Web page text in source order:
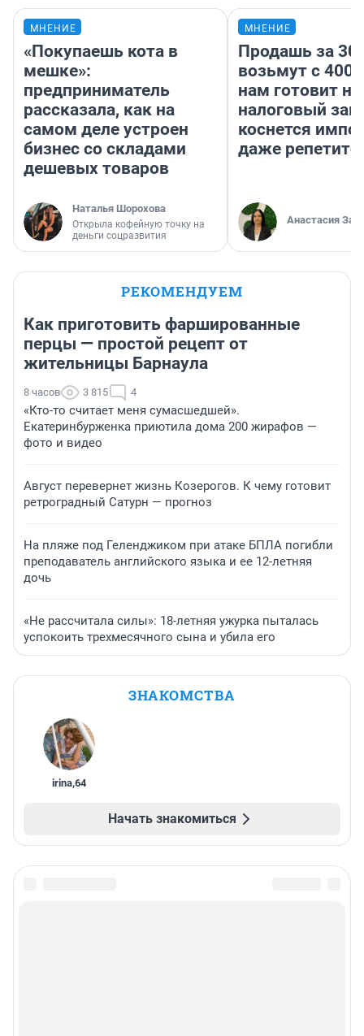
МНЕНИЕ
«Покупаешь кота в
мешке»:
предприниматель
рассказала, как на
самом деле устроен
бизнес со складами
дешевых товаров
Наталья Шорохова
Открыла кофейную точку на
деньги соцразвития
МНЕНИЕ
Продашь за
возьмут с
нам готовит
налоговый
коснется
даже
Анастасия
РЕКОМЕНДУЕМ
Как приготовить фаршированные
перцы — простой рецепт от
жительницы Барнаула
8 часов 3 815 4
«Кто-то считает меня сумасшедшей».
Екатеринбурженка приютила дома 200 жирафов —
фото и видео
Август перевернет жизнь Козерогов. К чему готовит
ретроградный Сатурн — прогноз
На пляже под Геленджиком при атаке БПЛА погибли
преподаватель английского языка и ее 12-летняя
дочь
«Не рассчитала силы»: 18-летняя ужурка пыталась
успокоить трехмесячного сына и убила его
ЗНАКОМСТВА
irina,64
Начать знакомиться